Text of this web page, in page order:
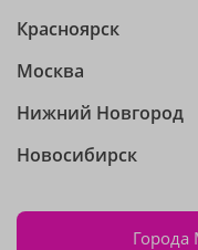
Красноярск
Москва
Нижний Новгород
Новосибирск
Города